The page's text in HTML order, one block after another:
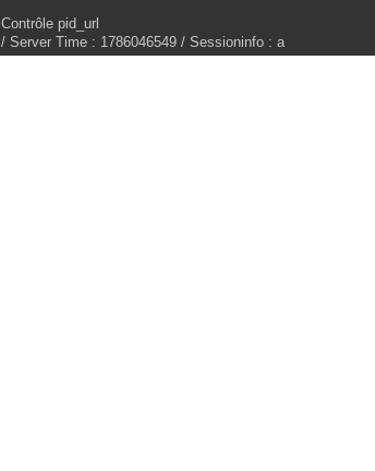
Contrôle pid_url
/ Server Time : 1786046549 / Sessioninfo : a